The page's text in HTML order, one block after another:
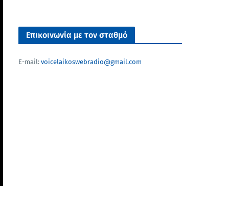
Επικοινωνία με τον σταθμό
E-mail: voicelaikoswebradio@gmail.com